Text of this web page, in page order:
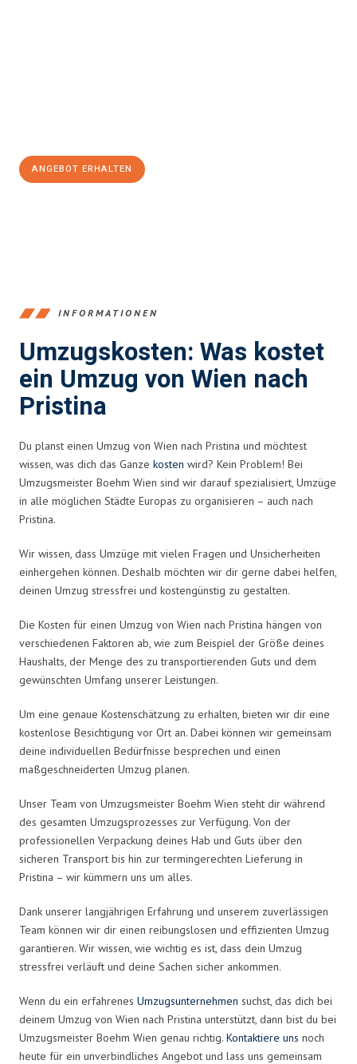
ANGEBOT ERHALTEN
INFORMATIONEN
Umzugskosten: Was kostet
ein Umzug von Wien nach
Pristina
Du planst einen Umzug von Wien nach Pristina und möchtest
wissen, was dich das Ganze kosten wird? Kein Problem! Bei
Umzugsmeister Boehm Wien sind wir darauf spezialisiert, Umzüge
in alle möglichen Städte Europas zu organisieren – auch nach
Pristina.
Wir wissen, dass Umzüge mit vielen Fragen und Unsicherheiten
einhergehen können. Deshalb möchten wir dir gerne dabei helfen,
deinen Umzug stressfrei und kostengünstig zu gestalten.
Die Kosten für einen Umzug von Wien nach Pristina hängen von
verschiedenen Faktoren ab, wie zum Beispiel der Größe deines
Haushalts, der Menge des zu transportierenden Guts und dem
gewünschten Umfang unserer Leistungen.
Um eine genaue Kostenschätzung zu erhalten, bieten wir dir eine
kostenlose Besichtigung vor Ort an. Dabei können wir gemeinsam
deine individuellen Bedürfnisse besprechen und einen
maßgeschneiderten Umzug planen.
Unser Team von Umzugsmeister Boehm Wien steht dir während
des gesamten Umzugsprozesses zur Verfügung. Von der
professionellen Verpackung deines Hab und Guts über den
sicheren Transport bis hin zur termingerechten Lieferung in
Pristina – wir kümmern uns um alles.
Dank unserer langjährigen Erfahrung und unserem zuverlässigen
Team können wir dir einen reibungslosen und effizienten Umzug
garantieren. Wir wissen, wie wichtig es ist, dass dein Umzug
stressfrei verläuft und deine Sachen sicher ankommen.
Wenn du ein erfahrenes Umzugsunternehmen suchst, das dich bei
deinem Umzug von Wien nach Pristina unterstützt, dann bist du bei
Umzugsmeister Boehm Wien genau richtig. Kontaktiere uns noch
heute für ein unverbindliches Angebot und lass uns gemeinsam